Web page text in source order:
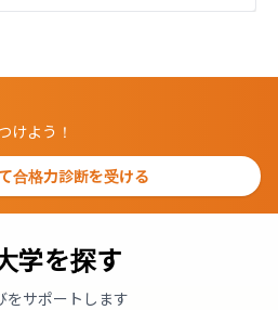
けよう！
合格力診断を受ける
学を探す
をサポートします